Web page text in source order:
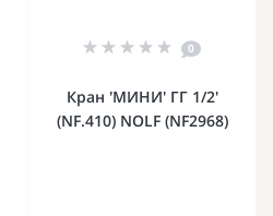
0
Кран 'МИНИ' ГГ 1/2'
(NF.410) NOLF (NF2968)